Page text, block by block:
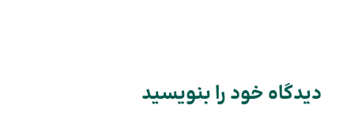
دیدگاه‌ خود را بنویسید